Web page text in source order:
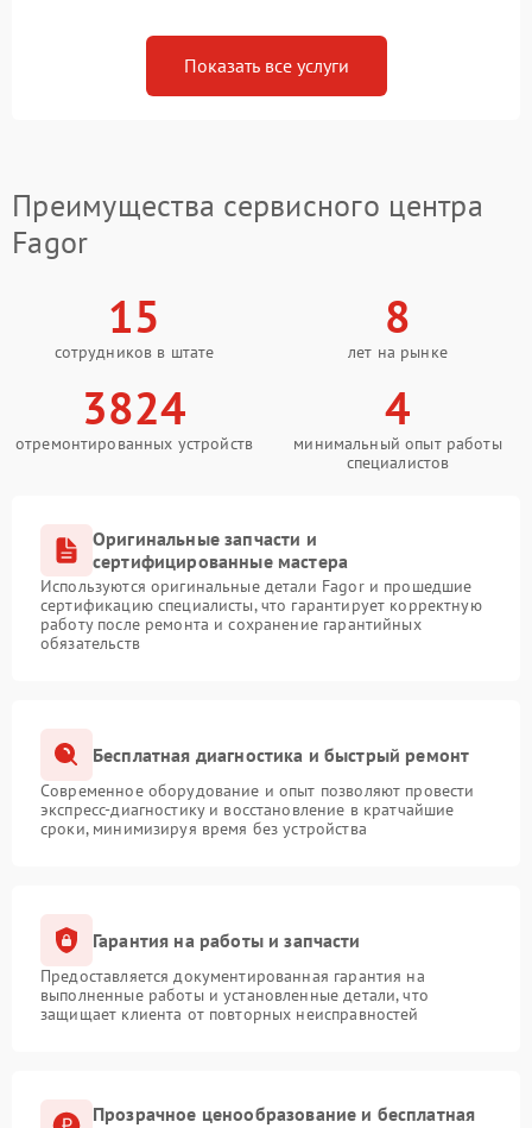
Показать все услуги
Преимущества сервисного центра
Fagor
15
сотрудников в штате
8
лет на рынке
3824
отремонтированных устройств
4
минимальный опыт работы
специалистов
Оригинальные запчасти и
сертифицированные мастера
Используются оригинальные детали Fagor и прошедшие
сертификацию специалисты, что гарантирует корректную
работу после ремонта и сохранение гарантийных
обязательств
Бесплатная диагностика и быстрый ремонт
Современное оборудование и опыт позволяют провести
экспресс-диагностику и восстановление в кратчайшие
сроки, минимизируя время без устройства
Гарантия на работы и запчасти
Предоставляется документированная гарантия на
выполненные работы и установленные детали, что
защищает клиента от повторных неисправностей
Прозрачное ценообразование и бесплатная